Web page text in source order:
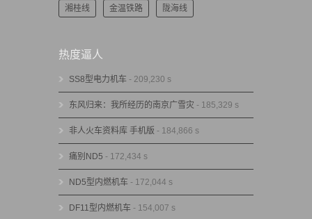
湘桂线 金温铁路 陇海线
热度逼人
SS8型电力机车 - 209,230 s
东风归来：我所经历的南京广雪灾 - 185,329 s
非人火车资料库 手机版 - 184,866 s
痛别ND5 - 172,434 s
ND5型内燃机车 - 172,044 s
DF11型内燃机车 - 154,007 s